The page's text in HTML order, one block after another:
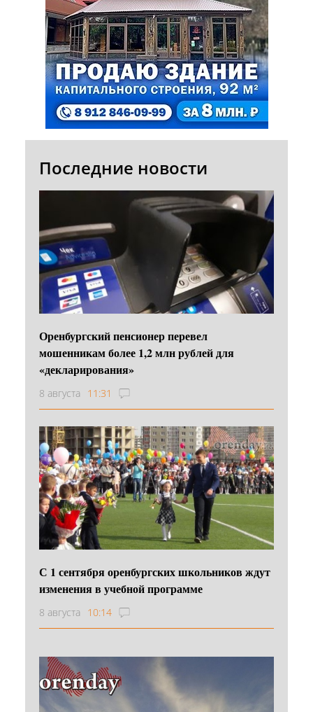
Последние новости
Оренбургский пенсионер перевел
мошенникам более 1,2 млн рублей для
«декларирования»
8 августа 11:31
С 1 сентября оренбургских школьников ждут
изменения в учебной программе
8 августа 10:14